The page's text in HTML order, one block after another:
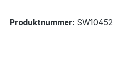
Produktnummer: SW10452